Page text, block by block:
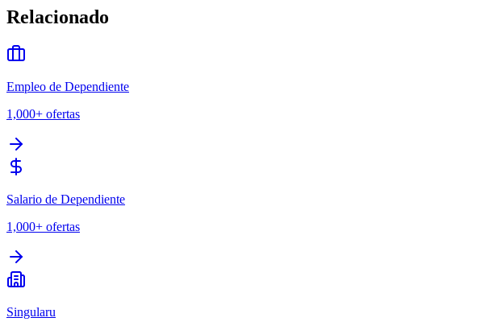
Relacionado
Empleo de Dependiente
1,000+ ofertas
Salario de Dependiente
1,000+ ofertas
Singularu